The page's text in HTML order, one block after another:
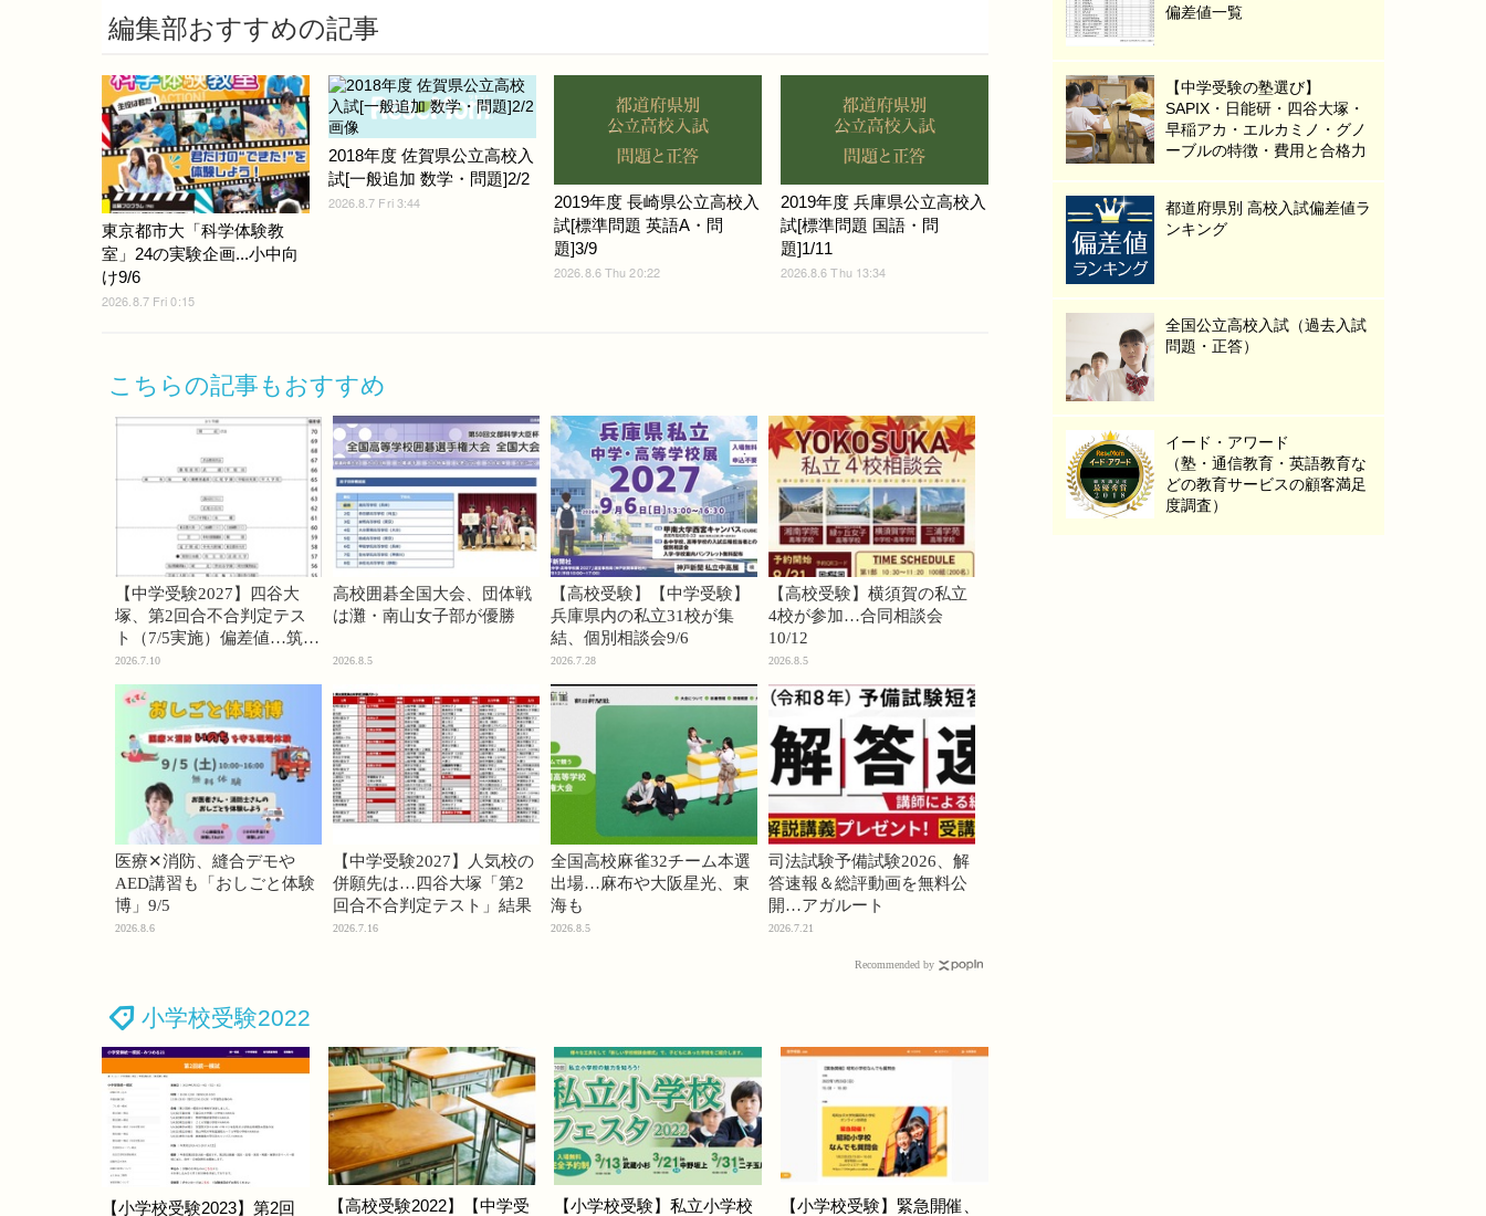
編集部おすすめの記事
東京都市大「科学体験教
室」24の実験企画...小中向
け9/6
2026.8.7 Fri 0:15
2018年度 佐賀県公立高校入
試[一般追加 数学・問題]2/2
2026.8.7 Fri 3:44
2019年度 長崎県公立高校入
試[標準問題 英語A・問
題]3/9
2026.8.6 Thu 20:22
2019年度 兵庫県公立高校入
試[標準問題 国語・問
題]1/11
2026.8.6 Thu 13:34
こちらの記事もおすすめ
【中学受験2027】四谷大
塚、第2回合不合判定テス
ト（7/5実施）偏差値…筑駒
74・桜蔭70＜PR＞
2026.7.10
高校囲碁全国大会、団体戦
は灘・南山女子部が優勝
2026.8.5
【高校受験】【中学受験】
兵庫県内の私立31校が集
結、個別相談会9/6
2026.7.28
【高校受験】横須賀の私立
4校が参加…合同相談会
10/12
2026.8.5
医療✕消防、縫合デモや
AED講習も「おしごと体験
博」9/5
2026.8.6
【中学受験2027】人気校の
併願先は…四谷大塚「第2
回合不合判定テスト」結果
2026.7.16
全国高校麻雀32チーム本選
出場…麻布や大阪星光、東
海も
2026.8.5
司法試験予備試験2026、解
答速報＆総評動画を無料公
開…アガルート
2026.7.21
Recommended by
小学校受験2022
【小学校受験2023】第2回 【高校受験2022】【中学受 【小学校受験】私立小学校 【小学校受験】緊急開催、
偏差値一覧
【中学受験の塾選び】
SAPIX・日能研・四谷大塚・
早稲アカ・エルカミノ・グノ
ーブルの特徴・費用と合格力
都道府県別 高校入試偏差値ラ
ンキング
全国公立高校入試（過去入試
問題・正答）
イード・アワード
（塾・通信教育・英語教育な
どの教育サービスの顧客満足
度調査）